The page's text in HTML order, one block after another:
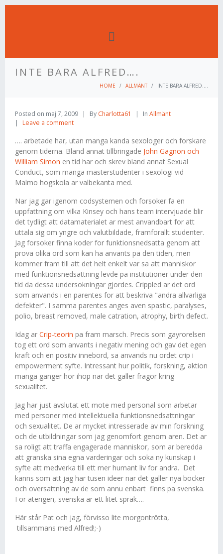
INTE BARA ALFRED….
HOME ALLMÄNT INTE BARA ALFRED….
Posted on maj 7, 2009 By Charlotta61 In Allmänt
Leave a comment
…. arbetade har, utan manga kanda sexologer och forskare
genom tiderna. Bland annat tillbringade John Gagnon och
William Simon en tid har och skrev bland annat Sexual
Conduct, som manga masterstudenter i sexologi vid
Malmo hogskola ar valbekanta med.
Nar jag gar igenom codsystemen och forsoker fa en
uppfattning om vilka Kinsey och hans team intervjuade blir
det tydligt att datamaterialet ar mest anvandbart for att
uttala sig om yngre och valutbildade, framforallt studenter.
Jag forsoker finna koder for funktionsnedsatta genom att
prova olika ord som kan ha anvants pa den tiden, men
kommer fram till att det helt enkelt var sa att manniskor
med funktionsnedsattning levde pa institutioner under den
tid da dessa undersokningar gjordes. Crippled ar det ord
som anvands i en parentes for att beskriva "andra allvarliga
defekter". I samma parentes anges aven spastic, paralyses,
polio, breast removed, male catration, atrophy, birth defect.
Idag ar Crip-teorin pa fram marsch. Precis som gayrorelsen
tog ett ord som anvants i negativ mening och gav det egen
kraft och en positiv innebord, sa anvands nu ordet crip i
empowerment syfte. Intressant hur politik, forskning, aktion
manga ganger hor ihop nar det galler fragor kring
sexualitet.
Jag har just avslutat ett mote med personal som arbetar
med personer med intellektuella funktionsnedsattningar
och sexualitet. De ar mycket intresserade av min forskning
och de utbildningar som jag genomfort genom aren. Det ar
sa roligt att traffa engagerade manniskor, som ar beredda
att granska sina egna varderingar och soka ny kunskap i
syfte att medverka till ett mer humant liv for andra. Det
kanns som att jag har tusen ideer nar det galler nya bocker
och oversattning av de som annu enbart finns pa svenska.
For aterigen, svenska ar ett litet sprak….
Här står Pat och jag, förvisso lite morgontrötta,
tillsammans med Alfred!;-)